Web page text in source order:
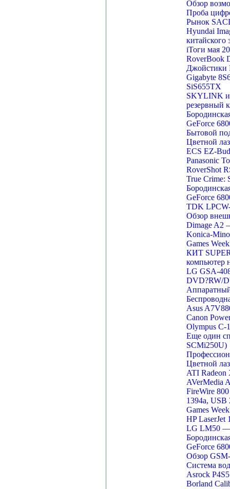
Обзор
Проба
Рынок
Hyundai
китайского
iТоги мая
RoverBook
Джойстики
Gigabyte
SiS655TX
SKYLINK и
резервный
GeForce
Бытовой
Цветной
ECS EZ-
Panasonic
RoverShot
True Crime:
GeForce
TDK
Обзор
Dimage A2
Konica-
Games
КИТ SUPER
компьютер
LG GSA-
DVD?RW/
Asus
Canon
Olympus C-
Еще один
SCMi250U)
Цветной
ATI Radeon
AVerMedia
FireWire
1394a, USB
Games
HP LaserJet
LG LM50 —
GeForce
Обзор
Система
Asrock
Borland